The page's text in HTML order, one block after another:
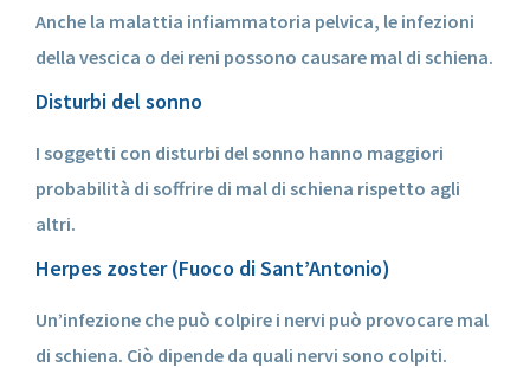
Anche la malattia infiammatoria pelvica, le infezioni
della vescica o dei reni possono causare mal di schiena.
Disturbi del sonno
I soggetti con disturbi del sonno hanno maggiori
probabilità di soffrire di mal di schiena rispetto agli
altri.
Herpes zoster (Fuoco di Sant’Antonio)
Un’infezione che può colpire i nervi può provocare mal
di schiena. Ciò dipende da quali nervi sono colpiti.